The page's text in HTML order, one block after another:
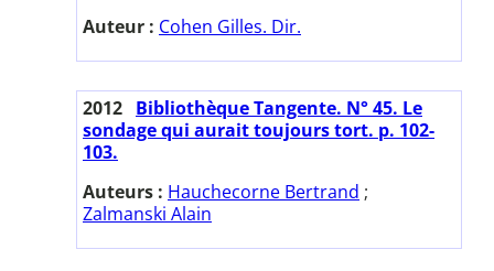
Auteur : Cohen Gilles. Dir.
2012 Bibliothèque Tangente. N° 45. Le
sondage qui aurait toujours tort. p. 102-
103.
Auteurs : Hauchecorne Bertrand ;
Zalmanski Alain